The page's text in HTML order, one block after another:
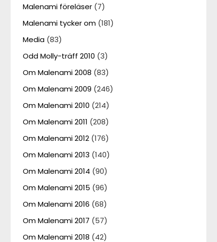
Malenami föreläser (7)
Malenami tycker om (181)
Media (83)
Odd Molly-träff 2010 (3)
Om Malenami 2008 (83)
Om Malenami 2009 (246)
Om Malenami 2010 (214)
Om Malenami 2011 (208)
Om Malenami 2012 (176)
Om Malenami 2013 (140)
Om Malenami 2014 (90)
Om Malenami 2015 (96)
Om Malenami 2016 (68)
Om Malenami 2017 (57)
Om Malenami 2018 (42)